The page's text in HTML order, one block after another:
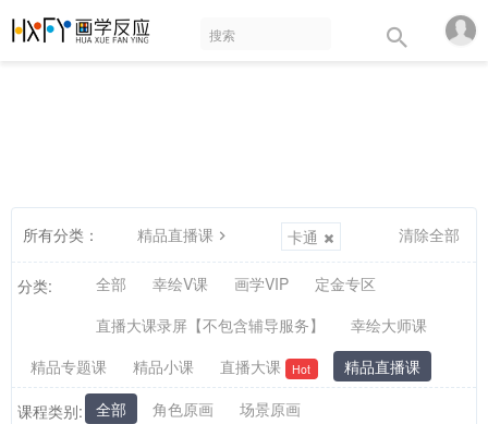
所有分类： 精品直播课 卡通 清除全部
分类: 全部 幸绘V课 画学VIP
定金专区
直播大课录屏【不包含辅导服务】
幸绘大师课
精品专题课
精品小课 直播大课 Hot 精品直播课
课程类别: 全部 角色原画 场景原画